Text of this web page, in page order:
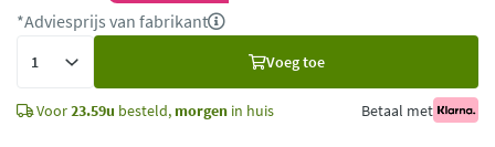
*Adviesprijs van fabrikant
Voeg toe
Voor23.59u besteld, morgen in huis Betaal met